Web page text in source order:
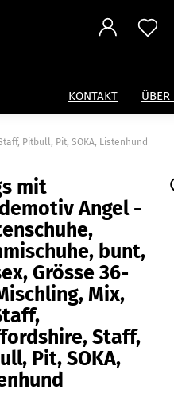
KONTAKT ÜBER
Pitbull, Pit, SOKA, Listenhund
mit
Angel -
bunt,
Grösse 36-
Mix,
Staff,
Pit, SOKA,